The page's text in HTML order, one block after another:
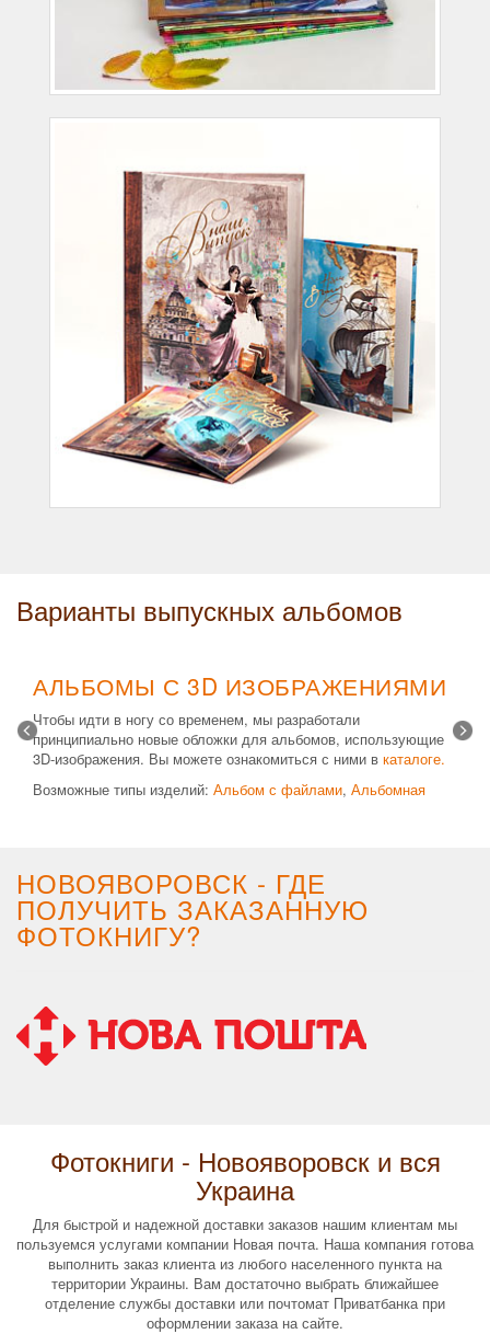
Варианты выпускных альбомов
АЛЬБОМЫ С 3D ИЗОБРАЖЕНИЯМИ
Чтобы идти в ногу со временем, мы разработали
принципиально новые обложки для альбомов, использующие
3D-изображения. Вы можете ознакомиться с ними в каталоге.
Возможные типы изделий: Альбом с файлами, Альбомная
НОВОЯВОРОВСК - ГДЕ
ПОЛУЧИТЬ ЗАКАЗАННУЮ
ФОТОКНИГУ?
Фотокниги - Новояворовск и вся
Украина
Для быстрой и надежной доставки заказов нашим клиентам мы
пользуемся услугами компании Новая почта. Наша компания готова
выполнить заказ клиента из любого населенного пункта на
территории Украины. Вам достаточно выбрать ближайшее
отделение службы доставки или почтомат Приватбанка при
оформлении заказа на сайте.